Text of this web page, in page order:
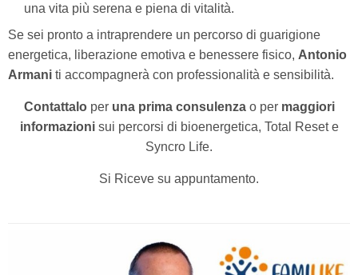
una vita più serena e piena di vitalità.
Se sei pronto a intraprendere un percorso di guarigione
energetica, liberazione emotiva e benessere fisico, Antonio
Armani ti accompagnerà con professionalità e sensibilità.
Contattaloper una prima consulenzao per maggiori
informazionisui percorsi di bioenergetica, Total Reset e
Syncro Life.
Si Riceve su appuntamento.